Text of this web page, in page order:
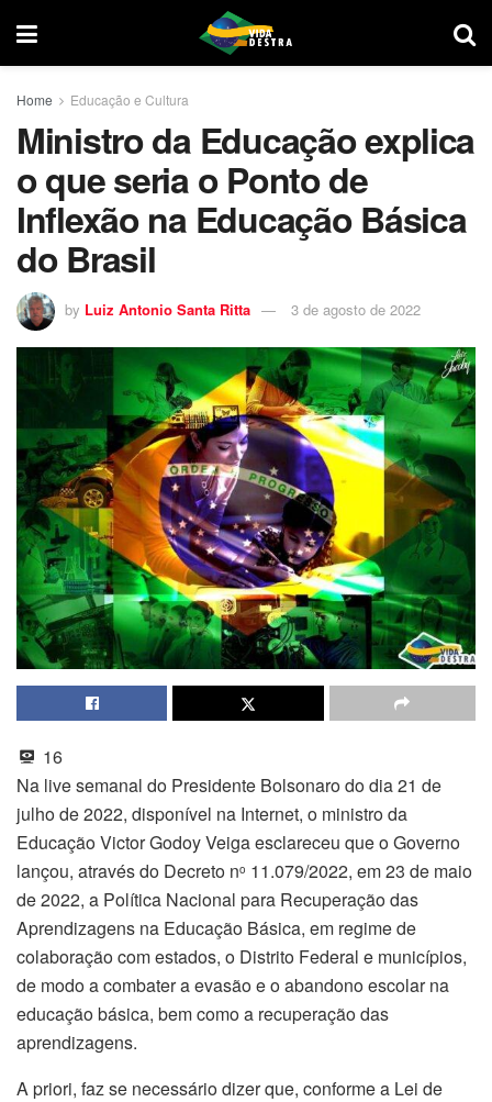
Home Educação e Cultura
Ministro da Educação explica
o que seria o Ponto de
Inflexão na Educação Básica
do Brasil
by Luiz Antonio Santa Ritta 3 de agosto de 2022
16
Na live semanal do Presidente Bolsonaro do dia 21 de
julho de 2022, disponível na Internet, o ministro da
Educação Victor Godoy Veiga esclareceu que o Governo
lançou, através do Decreto no 11.079/2022, em 23 de maio
de 2022, a Política Nacional para Recuperação das
Aprendizagens na Educação Básica, em regime de
colaboração com estados, o Distrito Federal e municípios,
de modo a combater a evasão e o abandono escolar na
educação básica, bem como a recuperação das
aprendizagens.
A priori, faz se necessário dizer que, conforme a Lei de